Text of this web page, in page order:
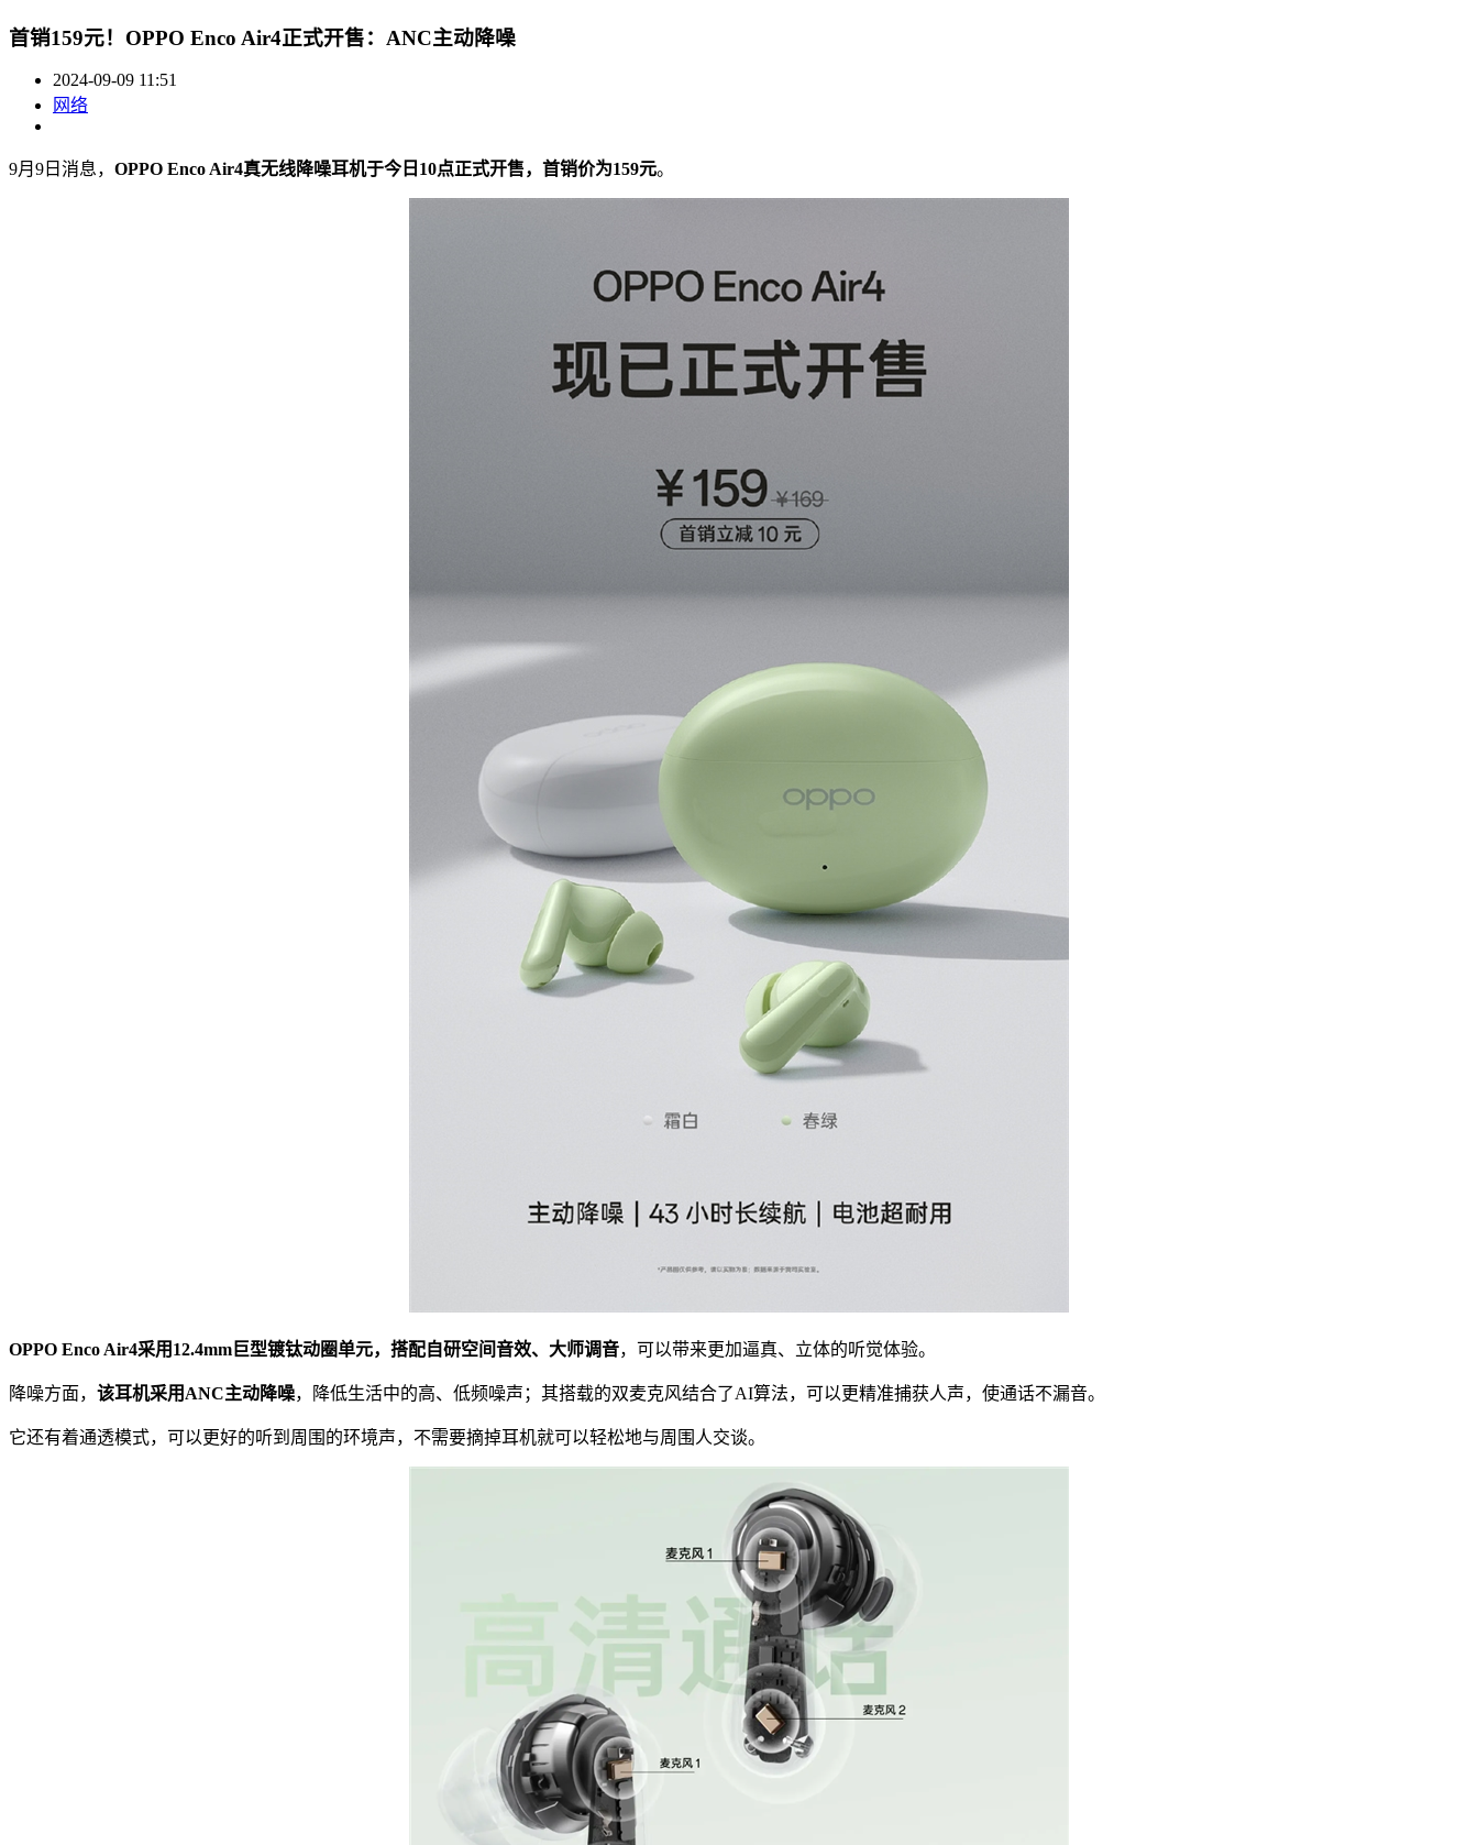
首销159元！OPPO Enco Air4正式开售：ANC主动降噪
2024-09-09 11:51
网络
9月9日消息， OPPO Enco Air4真无线降噪耳机于今日10点正式开售，首销价为159元。
OPPO Enco Air4采用12.4mm巨型镀钛动圈单元，搭配自研空间音效、大师调音，可以带来更加逼真、立体的听觉体验。
降噪方面， 该耳机采用ANC主动降噪，降低生活中的高、低频噪声；其搭载的双麦克风结合了AI算法，可以更精准捕获人声，使通话不漏音。
它还有着通透模式，可以更好的听到周围的环境声，不需要摘掉耳机就可以轻松地与周围人交谈。